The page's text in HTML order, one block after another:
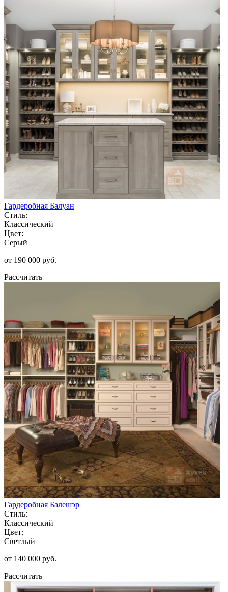
Гардеробная Балуан
Стиль:
Классический
Цвет:
Серый
от 190 000 руб.
Рассчитать
Гардеробная Балешэр
Стиль:
Классический
Цвет:
Светлый
от 140 000 руб.
Рассчитать